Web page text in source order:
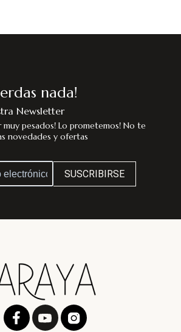
nada!
Newsletter
muy pesados! Lo prometemos! No te
novedades y ofertas
SUSCRIBIRSE